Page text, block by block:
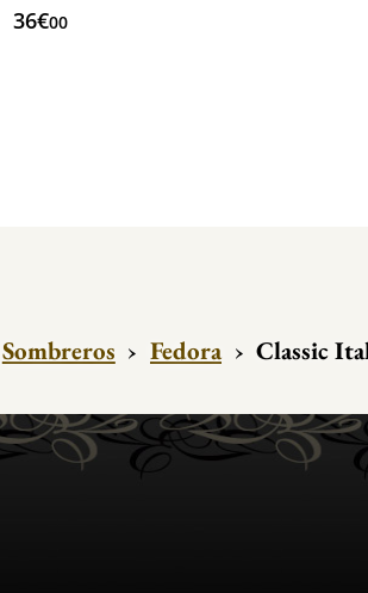
36€00
Sombreros › Fedora › Classic